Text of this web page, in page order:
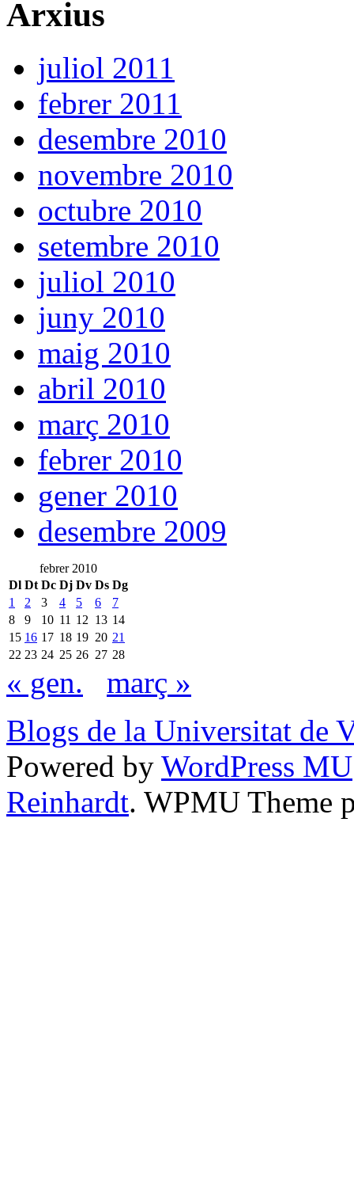
Arxius
juliol 2011
febrer 2011
desembre 2010
novembre 2010
octubre 2010
setembre 2010
juliol 2010
juny 2010
maig 2010
abril 2010
març 2010
febrer 2010
gener 2010
desembre 2009
febrer 2010
Dl Dt Dc Dj Dv Ds Dg
1
2 3 4 5 6
7
8
9 10 11 12 13 14
15 16 17 18 19 20 21
22 23 24 25 26 27 28
« gen.
març »
Blogs de la Universitat de
Powered by WordPress MU
Reinhardt. WPMU Theme